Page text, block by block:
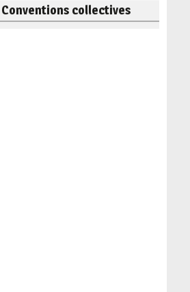
Conventions collectives